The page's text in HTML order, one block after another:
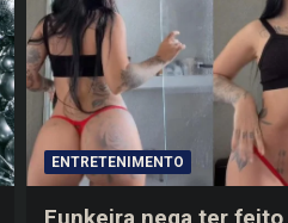
ENTRETENIMENTO
Funkeira nega ter